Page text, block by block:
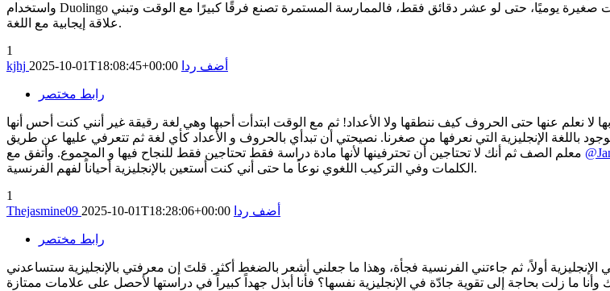
واستخدام Duolingo ساعدتني كثيرًا على كسر الحاجز، وجعلت التعلم أكثر سهولة و ممتعًا. أنصحكِ بالبدء بخطوات صغيرة يوميًا، حتى لو عشر دقائق فقط، فالممارسة المستمرة تصنع فرقًا كبيرًا مع الوقت وتبني
علاقة إيجابية مع اللغة.
1
kjhj 2025-10-01T18:08:45+00:00 أضف ردا
رابط مختصر
لا نعلم عنها حتى الحروف كيف ننطقها ولا الأعداد! ثم مع الوقت ابتدأت أحبها وهي لغة رقيقة غير أنني كنت أحس أنها
الإنجليزية التي نعرفها من صغرنا. نصيحتي أن تبدأي بالحروف و الأعداد كأي لغة ثم تتعرفي عليها عن طريق
الكلمات وفي التركيب اللغوي نوعاً ما حتى أني كنت أستعين بالإنجليزية أحياناً لفهم الفرنسية.
1
Thejasmine09 2025-10-01T18:28:06+00:00 أضف ردا
رابط مختصر
أولاً، ثم جاءتني الفرنسية فجأة، وهذا ما جعلني أشعر بالضغط أكثر. قلتَ إن معرفتي بالإنجليزية ستساعدني